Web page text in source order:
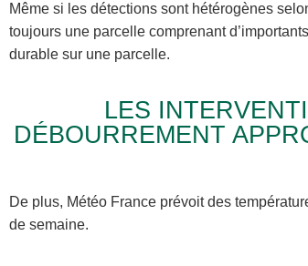
Même si les détections sont hétérogènes
toujours une parcelle comprenant
durable sur une parcelle.
LES
DÉBOURREMENT
De plus, Météo France prévoit des
de semaine.